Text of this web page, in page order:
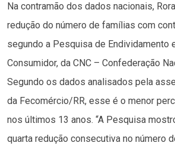
Na contramão dos dados nacionais,
redução do número de famílias com
segundo a Pesquisa de Endividamento
Consumidor, da CNC – Confederação
Segundo os dados analisados pela
da Fecomércio/RR, esse é o menor
nos últimos 13 anos. “A Pesquisa
quarta redução consecutiva no número